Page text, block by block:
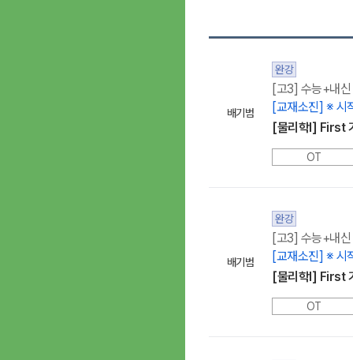
배기범
완강
[고3] 수능+내
[교재소진] ※ 시
[물리학l] First
OT
배기범
완강
[고3] 수능+내
[교재소진] ※ 시
[물리학l] First
OT